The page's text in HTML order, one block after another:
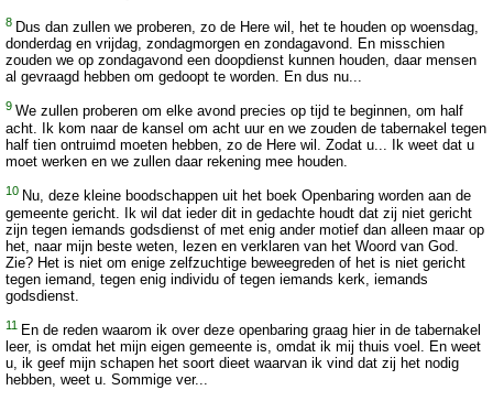
8 Dus dan zullen we proberen, zo de Here wil, het te houden op woensdag,
donderdag en vrijdag, zondagmorgen en zondagavond. En misschien
zouden we op zondagavond een doopdienst kunnen houden, daar mensen
al gevraagd hebben om gedoopt te worden. En dus nu...
9 We zullen proberen om elke avond precies op tijd te beginnen, om half
acht. Ik kom naar de kansel om acht uur en we zouden de tabernakel tegen
half tien ontruimd moeten hebben, zo de Here wil. Zodat u... Ik weet dat u
moet werken en we zullen daar rekening mee houden.
10 Nu, deze kleine boodschappen uit het boek Openbaring worden aan de
gemeente gericht. Ik wil dat ieder dit in gedachte houdt dat zij niet gericht
zijn tegen iemands godsdienst of met enig ander motief dan alleen maar op
het, naar mijn beste weten, lezen en verklaren van het Woord van God.
Zie? Het is niet om enige zelfzuchtige beweegreden of het is niet gericht
tegen iemand, tegen enig individu of tegen iemands kerk, iemands
godsdienst.
11 En de reden waarom ik over deze openbaring graag hier in de tabernakel
leer, is omdat het mijn eigen gemeente is, omdat ik mij thuis voel. En weet
u, ik geef mijn schapen het soort dieet waarvan ik vind dat zij het nodig
hebben, weet u. Sommige ver...